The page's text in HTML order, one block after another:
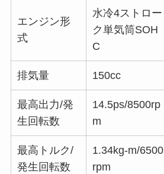
エンジン形
式
水冷4ストロー
ク単気筒SOH
C
排気量 150cc
最高出力/発
生回転数
14.5ps/8500rp
m
最高トルク/
発生回転数
1.34kg-m/6500
rpm